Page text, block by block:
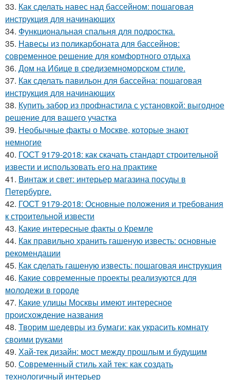
33. Как сделать навес над бассейном: пошаговая
инструкция для начинающих
34. Функциональная спальня для подростка.
35. Навесы из поликарбоната для бассейнов:
современное решение для комфортного отдыха
36. Дом на Ибице в средиземноморском стиле.
37. Как сделать павильон для бассейна: пошаговая
инструкция для начинающих
38. Купить забор из профнастила с установкой: выгодное
решение для вашего участка
39. Необычные факты о Москве, которые знают
немногие
40. ГОСТ 9179-2018: как скачать стандарт строительной
извести и использовать его на практике
41. Винтаж и свет: интерьер магазина посуды в
Петербурге.
42. ГОСТ 9179-2018: Основные положения и требования
к строительной извести
43. Какие интересные факты о Кремле
44. Как правильно хранить гашеную известь: основные
рекомендации
45. Как сделать гашеную известь: пошаговая инструкция
46. Какие современные проекты реализуются для
молодежи в городе
47. Какие улицы Москвы имеют интересное
происхождение названия
48. Творим шедевры из бумаги: как украсить комнату
своими руками
49. Хай-тек дизайн: мост между прошлым и будущим
50. Современный стиль хай тек: как создать
технологичный интерьер